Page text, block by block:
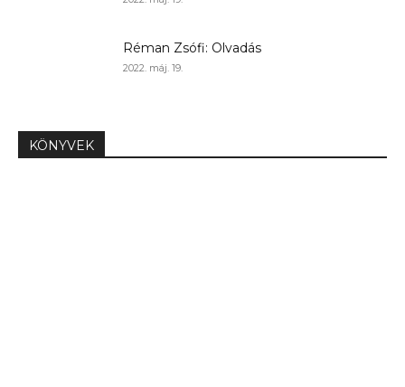
Réman Zsófi: Olvadás
2022. máj. 19.
KÖNYVEK